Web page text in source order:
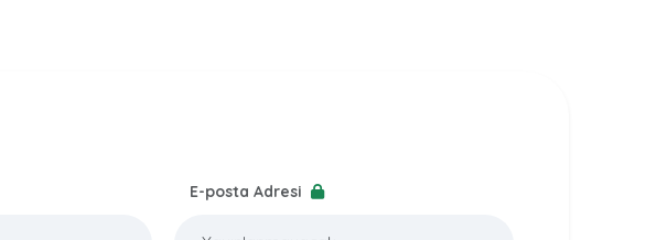
E-posta Adresi